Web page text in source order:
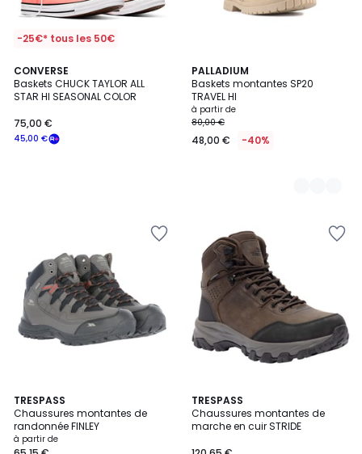
-25€* tous les 50€
CONVERSE
Baskets CHUCK TAYLOR ALL
STAR HI SEASONAL COLOR
45,00 €
75,00 €
PALLADIUM
Baskets montantes SP20
TRAVEL HI
à partir de
80,00 €
48,00 € -40%
6
Couleurs
TRESPASS
Chaussures montantes de
randonnée FINLEY
à partir de
1
/
5
2
Couleurs
TRESPASS
Chaussures montantes de
marche en cuir STRIDE